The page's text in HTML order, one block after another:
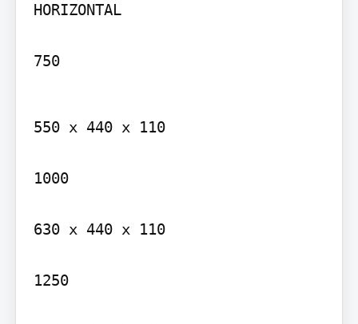
HORIZONTAL
750
550 x 440 x 110
1000
630 x 440 x 110
1250